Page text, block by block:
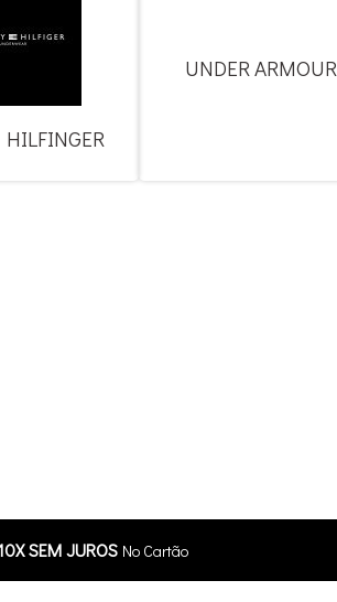
UNDER ARMOUR
SEM JUROS No Cartão